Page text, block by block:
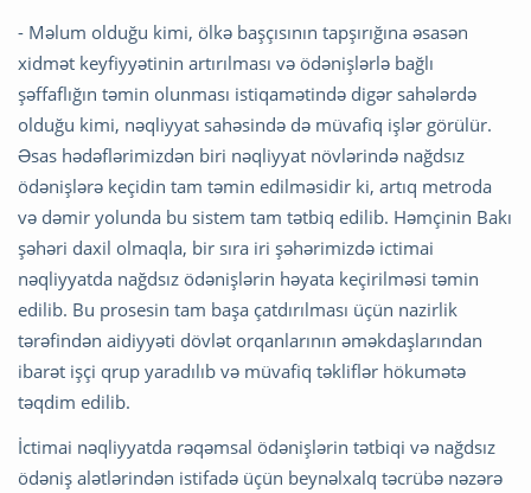
- Məlum olduğu kimi, ölkə başçısının tapşırığına əsasən
xidmət keyfiyyətinin artırılması və ödənişlərlə bağlı
şəffaflığın təmin olunması istiqamətində digər sahələrdə
olduğu kimi, nəqliyyat sahəsində də müvafiq işlər görülür.
Əsas hədəflərimizdən biri nəqliyyat növlərində nağdsız
ödənişlərə keçidin tam təmin edilməsidir ki, artıq metroda
və dəmir yolunda bu sistem tam tətbiq edilib. Həmçinin Bakı
şəhəri daxil olmaqla, bir sıra iri şəhərimizdə ictimai
nəqliyyatda nağdsız ödənişlərin həyata keçirilməsi təmin
edilib. Bu prosesin tam başa çatdırılması üçün nazirlik
tərəfindən aidiyyəti dövlət orqanlarının əməkdaşlarından
ibarət işçi qrup yaradılıb və müvafiq təkliflər hökumətə
təqdim edilib.
İctimai nəqliyyatda rəqəmsal ödənişlərin tətbiqi və nağdsız
ödəniş alətlərindən istifadə üçün beynəlxalq təcrübə nəzərə